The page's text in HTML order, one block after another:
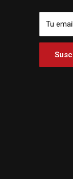
Tu email